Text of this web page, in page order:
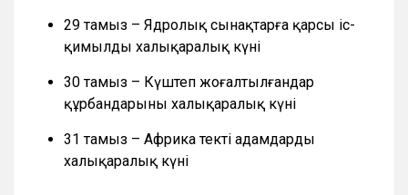
29 тамыз – Ядролық сынақтарға қарсы іс-
қимылдың халықаралық күні
30 тамыз – Күштеп жоғалтылғандар
құрбандарының халықаралық күні
31 тамыз – Африка текті адамдардың
халықаралық күні